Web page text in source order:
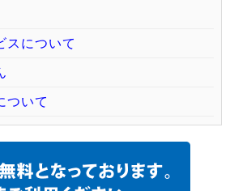
スについて
ついて